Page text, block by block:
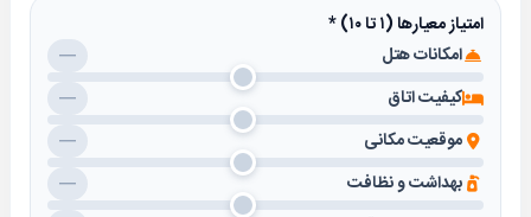
روزی ، نمازخانه
خدمات:
خدمات تهیه بلیط ، صبحانه در اتاق ، نهار در اتاق ، خدمات
بیدار باش ، میز خدمت ، خدمات اتو ، خدمات گشت با
هزینه ، خدمات کپی ، خشکشویی
امتیاز معیارها (۱ تا ۱۰)
*
امکانات هتل
—
کیفیت اتاق
—
موقعیت مکانی
—
بهداشت و نظافت
—